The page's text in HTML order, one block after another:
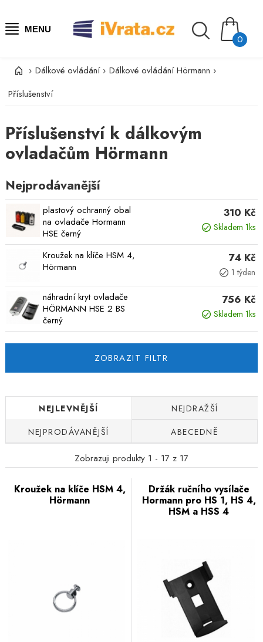
MENU
0
› Dálkové ovládání › Dálkové ovládání Hörmann ›
Příslušenství
Příslušenství k dálkovým
ovladačům Hörmann
Nejprodávanější
plastový ochranný obal
na ovladače Hormann
HSE černý
310 Kč
Skladem 1ks
Kroužek na klíče HSM 4,
Hörmann
74 Kč
1 týden
náhradní kryt ovladače
HÖRMANN HSE 2 BS
černý
756 Kč
Skladem 1ks
ZOBRAZIT FILTR
NEJLEVNĚJŠÍ
NEJDRAŽŠÍ
NEJPRODÁVANĚJŠÍ
ABECEDNĚ
Zobrazuji produkty 1 - 17 z 17
Kroužek na klíče HSM 4,
Hörmann
Držák ručního vysílače
Hormann pro HS 1, HS 4,
HSM a HSS 4